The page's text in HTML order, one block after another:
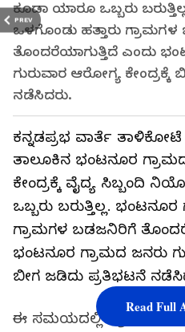
PREV
ಕೂಡಾ ಯಾರೂ ಒಬ್ಬರು
ಒಳಗೊಂಡು ಹತ್ತಾರು
ತೊಂದರೆಯಾಗುತ್ತಿದೆ ಎಂದು
ಗುರುವಾರ ಆರೋಗ್ಯ
ನಡೆಸಿದರು.
ಕನ್ನಡಪ್ರಭ ವಾರ್ತೆ ತಾಳಿಕೋಟೆ
ತಾಲೂಕಿನ ಭಂಟನೂರ
ಕೇಂದ್ರಕ್ಕೆ ವೈದ್ಯ ಸಿಬ್ಬಂದಿ
ಒಬ್ಬರು ಬರುತ್ತಿಲ್ಲ.
ಗ್ರಾಮಗಳ ಬಡಜನಿರಿಗೆ
ಭಂಟನೂರ ಗ್ರಾಮದ ಜನರು
ಬೀಗ ಜಡಿದು ಪ್ರತಿಭಟನೆ
ಈ ಸಮಯದಲ್ಲಿ ಗ್ರಾಮದ
Read Full